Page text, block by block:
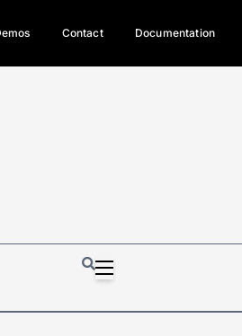
成第17個原住民族、立院電競
光電場回
Contact Documentation